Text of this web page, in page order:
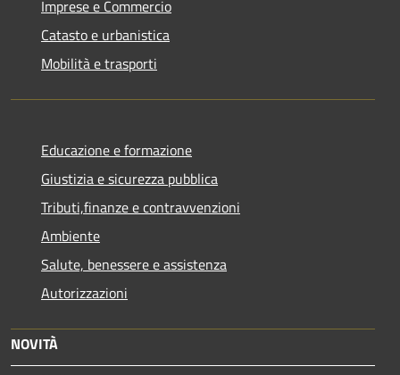
Imprese e Commercio
Catasto e urbanistica
Mobilità e trasporti
Educazione e formazione
Giustizia e sicurezza pubblica
Tributi,finanze e contravvenzioni
Ambiente
Salute, benessere e assistenza
Autorizzazioni
NOVITÀ